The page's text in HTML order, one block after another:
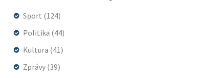
Sport (124)
Politika (44)
Kultura (41)
Zprávy (39)